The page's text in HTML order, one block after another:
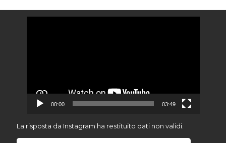
00:00 03:49
La risposta da Instagram ha restituito dati non validi.